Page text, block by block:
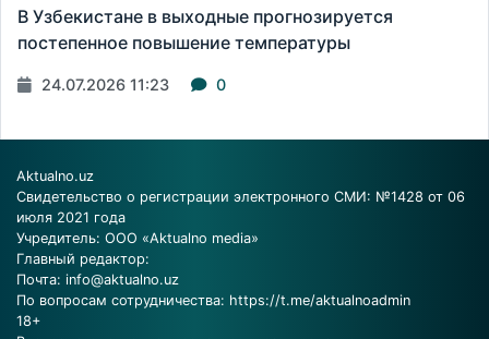
В Узбекистане в выходные прогнозируется
постепенное повышение температуры
24.07.2026 11:23 0
Aktualno.uz
Свидетельство о регистрации электронного СМИ: №1428 от 06
июля 2021 года
Учредитель: ООО «Aktualno media»
Главный редактор:
Почта: info@aktualno.uz
По вопросам сотрудничества: https://t.me/aktualnoadmin
18+